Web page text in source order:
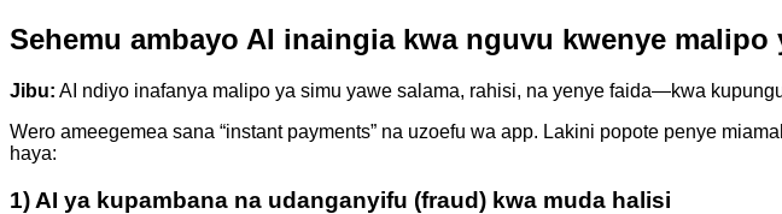
Sehemu ambayo AI inaingia kwa nguvu kwenye malipo
Jibu: AI ndiyo inafanya malipo ya simu yawe salama, rahisi, na yenye faida—kwa
Wero ameegemea sana “instant payments” na uzoefu wa app. Lakini popote penye
haya:
1) AI ya kupambana na udanganyifu (fraud) kwa muda halisi